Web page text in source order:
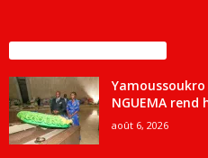
Yamoussoukro
NGUEMA
août 6, 2026